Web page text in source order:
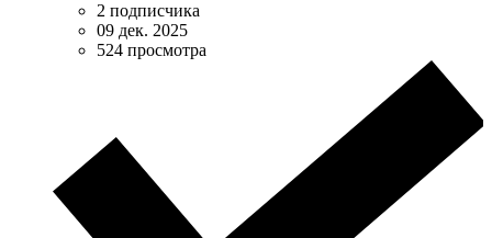
2 подписчика
09 дек. 2025
524 просмотра